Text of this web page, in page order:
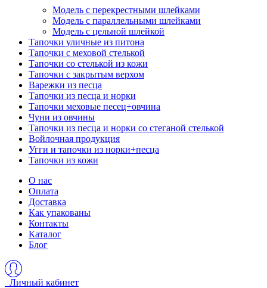
Модель с перекрестными шлейками
Модель с параллельными шлейками
Модель с цельной шлейкой
Тапочки уличные из питона
Тапочки с меховой стелькой
Тапочки со стелькой из кожи
Тапочки с закрытым верхом
Варежки из песца
Тапочки из песца и норки
Тапочки меховые песец+овчина
Чуни из овчины
Тапочки из песца и норки со стеганой стелькой
Войлочная продукция
Угги и тапочки из норки+песца
Тапочки из кожи
О нас
Оплата
Доставка
Как упакованы
Контакты
Каталог
Блог
Личный кабинет